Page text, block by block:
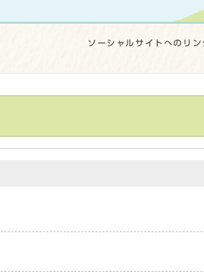
ソーシャルサイトへのリ